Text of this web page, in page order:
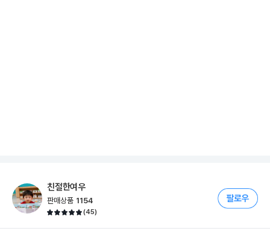
친절한여우
판매상품 1154
(45)